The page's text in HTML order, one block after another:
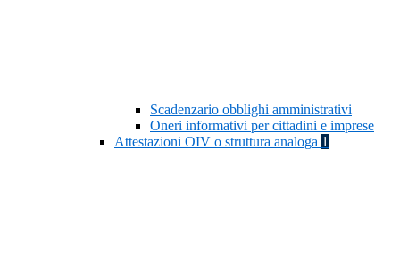
Scadenzario obblighi amministrativi
Oneri informativi per cittadini e imprese
Attestazioni OIV o struttura analoga 1